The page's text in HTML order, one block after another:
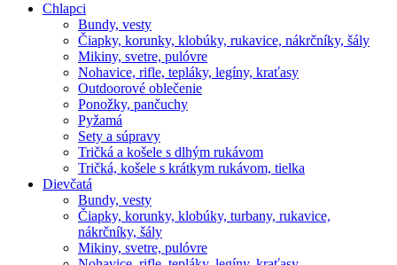
Chlapci
Bundy, vesty
Čiapky, korunky, klobúky, rukavice, nákrčníky, šály
Mikiny, svetre, pulóvre
Nohavice, rifle, tepláky, legíny, kraťasy
Outdoorové oblečenie
Ponožky, pančuchy
Pyžamá
Sety a súpravy
Tričká a košele s dlhým rukávom
Tričká, košele s krátkym rukávom, tielka
Dievčatá
Bundy, vesty
Čiapky, korunky, klobúky, turbany, rukavice,
nákrčníky, šály
Mikiny, svetre, pulóvre